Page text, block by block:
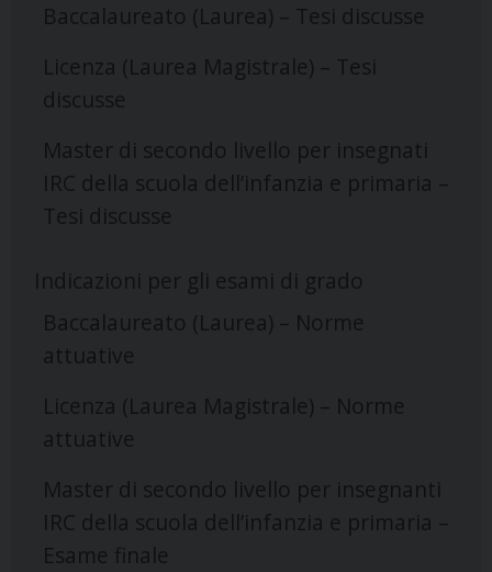
Baccalaureato (Laurea) – Tesi discusse
Licenza (Laurea Magistrale) – Tesi
discusse
Master di secondo livello per insegnati
IRC della scuola dell’infanzia e primaria –
Tesi discusse
Indicazioni per gli esami di grado
Baccalaureato (Laurea) – Norme
attuative
Licenza (Laurea Magistrale) – Norme
attuative
Master di secondo livello per insegnanti
IRC della scuola dell’infanzia e primaria –
Esame finale